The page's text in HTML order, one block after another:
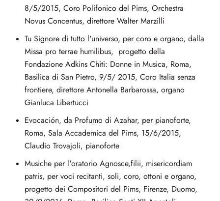
8/5/2015, Coro Polifonico del Pims, Orchestra
Novus Concentus, direttore Walter Marzilli
Tu Signore di tutto l'universo, per coro e organo, dalla
Missa pro terrae humilibus, progetto della
Fondazione Adkins Chiti: Donne in Musica, Roma,
Basilica di San Pietro, 9/5/ 2015, Coro Italia senza
frontiere, direttore Antonella Barbarossa, organo
Gianluca Libertucci
Evocación, da Profumo di Azahar, per pianoforte,
Roma, Sala Accademica del Pims, 15/6/2015,
Claudio Trovajoli, pianoforte
Musiche per l'oratorio Agnosce,filii, misericordiam
patris, per voci recitanti, soli, coro, ottoni e organo,
progetto dei Compositori del Pims, Firenze, Duomo,